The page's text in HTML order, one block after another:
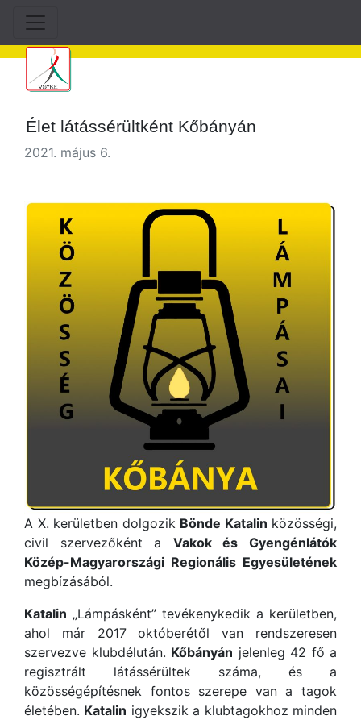
Élet látássérültként Kőbányán
2021. május 6.
A X. kerületben dolgozik Bönde Katalin közösségi,
civil szervezőként a Vakok és Gyengénlátók
Közép-Magyarországi Regionális Egyesületének
megbízásából.
Katalin „Lámpásként” tevékenykedik a kerületben,
ahol már 2017 októberétől van rendszeresen
szervezve klubdélután. Kőbányán jelenleg 42 fő a
regisztrált látássérültek száma, és a
közösségépítésnek fontos szerepe van a tagok
életében. Katalin igyekszik a klubtagokhoz minden